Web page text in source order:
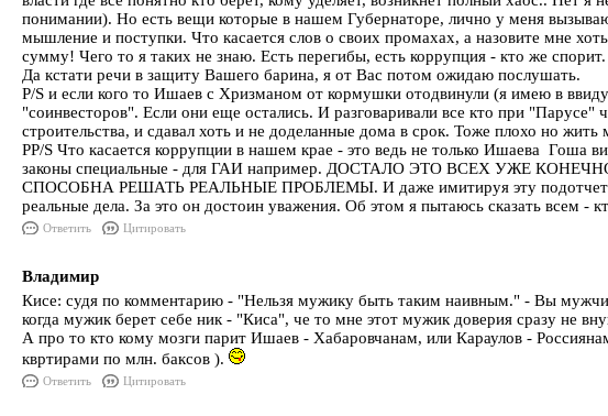
понимании). Но есть вещи которые в нашем Губернаторе, лично у меня
мышление и поступки. Что касается слов о своих промахах, а назовите мне
сумму! Чего то я таких не знаю. Есть перегибы, есть коррупция - кто же
Да кстати речи в защиту Вашего барина, я от Вас потом ожидаю послушать.
P/S и если кого то Ишаев с Хризманом от кормушки отодвинули (я имею в
"соинвесторов". Если они еще остались. И разговаривали все кто при "Парусе"
строительства, и сдавал хоть и не доделанные дома в срок. Тоже плохо но
PP/S Что касается коррупции в нашем крае - это ведь не только Ишаева Гоша
законы специальные - для ГАИ например. ДОСТАЛО ЭТО ВСЕХ УЖЕ
СПОСОБНА РЕШАТЬ РЕАЛЬНЫЕ ПРОБЛЕМЫ. И даже имитируя эту
реальные дела. За это он достоин уважения. Об этом я пытаюсь сказать всем -
Ответить Цитировать
Владимир
Кисе: судя по комментарию - "Нельзя мужику быть таким наивным." - Вы
когда мужик берет себе ник - "Киса", че то мне этот мужик доверия сразу не
А про то кто кому мозги парит Ишаев - Хабаровчанам, или Караулов -
квртирами по млн. баксов ).
Ответить Цитировать